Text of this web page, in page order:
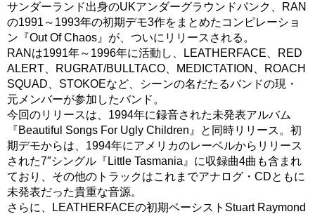
サンダーランド出身のUKアンダーグラウンドパンク、RAN
の1991～1993年の初期デモ3作をまとめたコンピレーショ
ン『Out Of Chaos』が、ついにリリースされる。
RANは1991年～1996年に活動し、LEATHERFACE、RED
ALERT、RUGRAT/BULLTACO、MEDICTATION、ROACH
SQUAD、STOKOEなど、シーンの名だたるバンドの現・
元メンバーが参加したバンド。
今回のリリースは、1994年に録音された未発表アルバム
『Beautiful Songs For Ugly Children』と同時リリース。初
期デモからは、1994年にアメリカのレーベルからリリース
された7″シングル『Little Tasmania』に収録曲4曲も含まれ
ており、その他のトラックはこれまでアナログ・CDともに
未発表だった貴重な音源。
さらに、LEATHERFACEの初期ベーシストStuart Raymond